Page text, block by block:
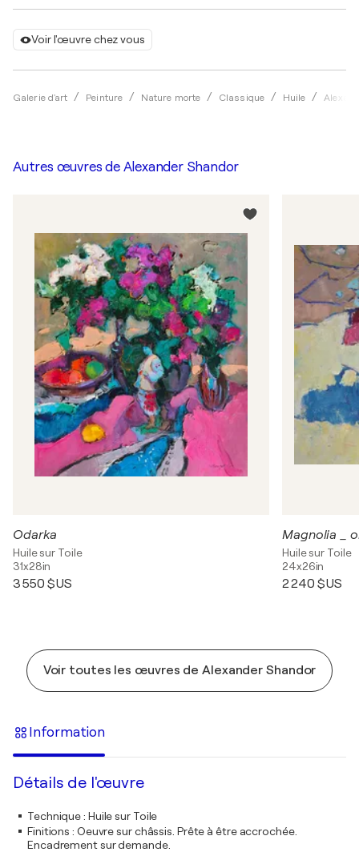
Voir l'œuvre chez vous
Galerie d'art Peinture Nature morte Classique Huile
Autres œuvres de Alexander Shandor
Odarka
Huile sur Toile
31x28in
3 550 $US
Huile sur Toile
24x26in
2 240 $US
Voir toutes les œuvres de Alexander Shandor
Information
Détails de l'œuvre
Technique: Huile sur Toile
Finitions : Oeuvre sur châssis. Prête à être accrochée.
Encadrement sur demande.